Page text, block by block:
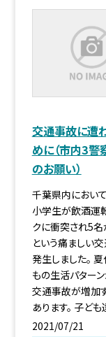
交通事故に遭
めに（市内3警
のお願い）
千葉県内におい
小学生が飲酒運
クに衝突され5
という痛ましい
発生しました。
もの生活パターン
交通事故が増加
あります。 子ど
2021/07/21